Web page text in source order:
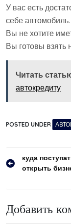
У вас есть
себе автомобиль.
Вы не хотите
Вы готовы взять
Читать
автокредиту
POSTED UNDER
Навигация
куда
открыть
Добавить